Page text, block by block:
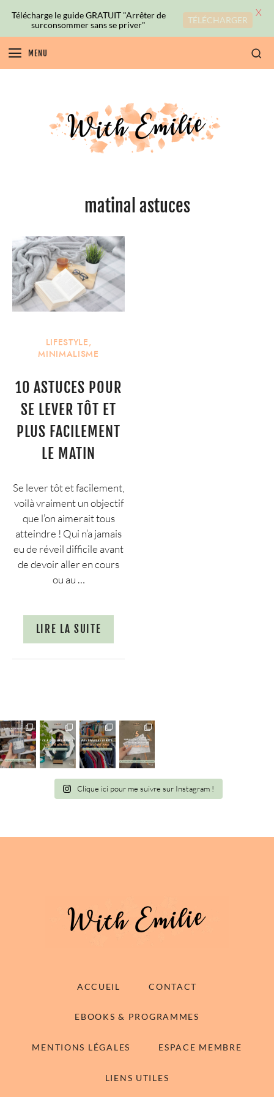
MENU
matinal astuces
LIFESTYLE,
MINIMALISME
10 ASTUCES POUR
SE LEVER TÔT ET
PLUS FACILEMENT
LE MATIN
Se lever tôt et facilement,
voilà vraiment un objectif
que l’on aimerait tous
atteindre ! Qui n’a jamais
eu de réveil difficile avant
de devoir aller en cours
ou au …
LIRE LA SUITE
Clique ici pour me suivre sur Instagram !
ACCUEIL CONTACT
EBOOKS & PROGRAMMES
MENTIONS LÉGALES ESPACE MEMBRE
LIENS UTILES
Télécharge le guide GRATUIT "Arrêter de
surconsommer sans se priver"
TÉLÉCHARGER
X